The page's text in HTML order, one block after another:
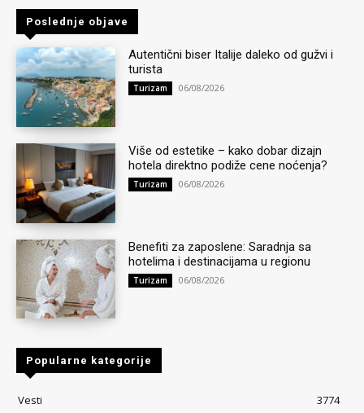
Poslednje objave
Autentični biser Italije daleko od gužvi i
turista
Turizam 06/08/2026
Više od estetike – kako dobar dizajn
hotela direktno podiže cene noćenja?
Turizam 06/08/2026
Benefiti za zaposlene: Saradnja sa
hotelima i destinacijama u regionu
Turizam 06/08/2026
Popularne kategorije
Vesti
3774